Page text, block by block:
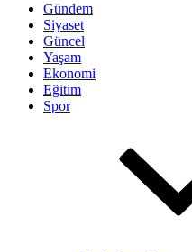
Gündem
Siyaset
Güncel
Yaşam
Ekonomi
Eğitim
Spor